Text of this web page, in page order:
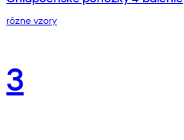
rôzne vzory
3